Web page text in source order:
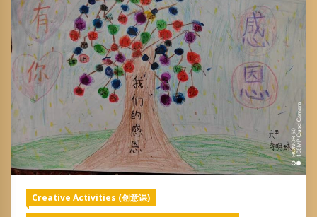
Creative Activities (创意课)